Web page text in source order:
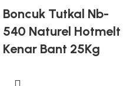
Boncuk Tutkal Nb-
540 Naturel Hotmelt
Kenar Bant 25Kg